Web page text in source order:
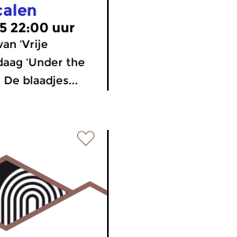
22:00 uur
‘Vrije
‘Under the
De blaadjes...